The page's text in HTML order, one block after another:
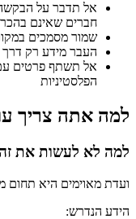
אל תדבר על
חברים שאינם
שמור מסמכים
העבר מידע רק דרך
אל תשתף פרטים
הפלסטיניות
למה אתה צריך
למה לא לעשות את
ועדת מאוימים היא תחום
הידע הנדרש: